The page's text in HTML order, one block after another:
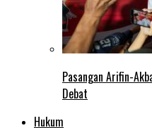
Pasangan Arifin-
Debat
Hukum